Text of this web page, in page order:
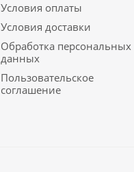
Условия оплаты
Условия доставки
Обработка персональных
данных
Пользовательское
соглашение